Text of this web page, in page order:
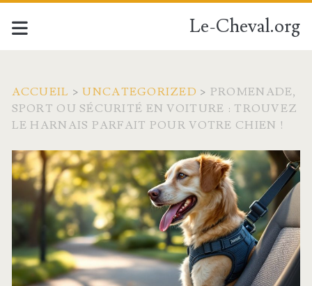
Le-Cheval.org
ACCUEIL >UNCATEGORIZED > PROMENADE,
SPORT OU SÉCURITÉ EN VOITURE : TROUVEZ
LE HARNAIS PARFAIT POUR VOTRE CHIEN !